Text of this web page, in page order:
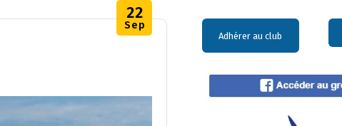
22
Sep
Adhérer au club